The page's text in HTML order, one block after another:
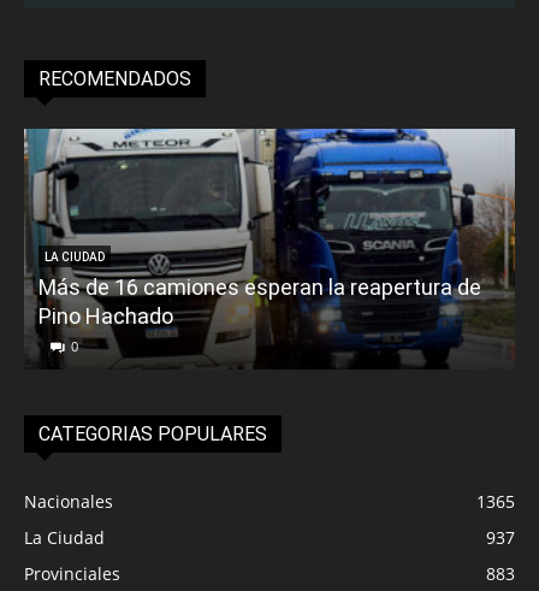
RECOMENDADOS
LA CIUDAD
Más de 16 camiones esperan la reapertura de
Pino Hachado
0
CATEGORIAS POPULARES
Nacionales
1365
La Ciudad
937
Provinciales
883